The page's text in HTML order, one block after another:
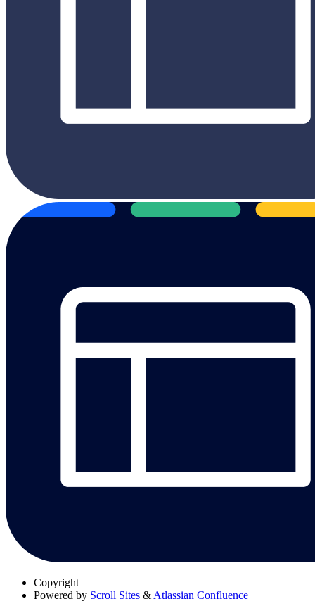
Copyright
Powered by Scroll Sites & Atlassian Confluence